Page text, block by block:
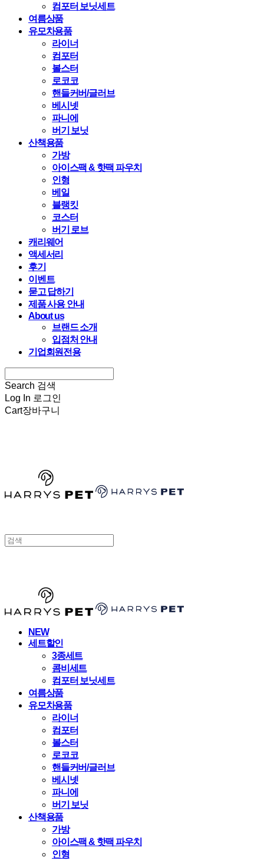
컴포터 보닛세트
여름상품
유모차용품
라이너
컴포터
볼스터
로코코
핸들커버/글러브
베시넷
파니에
버기 보닛
산책용품
가방
아이스팩 & 핫팩 파우치
인형
베일
블랭킷
코스터
버기 로브
캐리웨어
액세서리
후기
이벤트
묻고 답하기
제품 사용 안내
About us
브랜드 소개
입점처 안내
기업회원전용
Search 검색
Log In 로그인
Cart장바구니
NEW
세트할인
3종세트
콤비세트
컴포터 보닛세트
여름상품
유모차용품
라이너
컴포터
볼스터
로코코
핸들커버/글러브
베시넷
파니에
버기 보닛
산책용품
가방
아이스팩 & 핫팩 파우치
인형